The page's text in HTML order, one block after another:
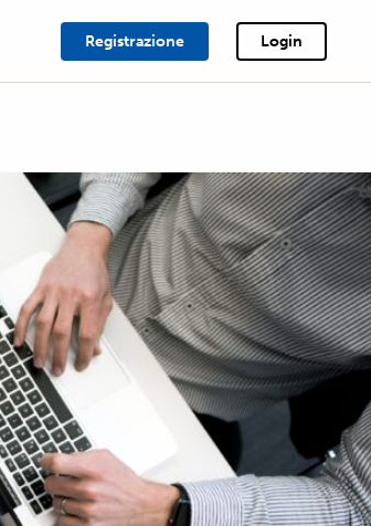
Registrazione Login